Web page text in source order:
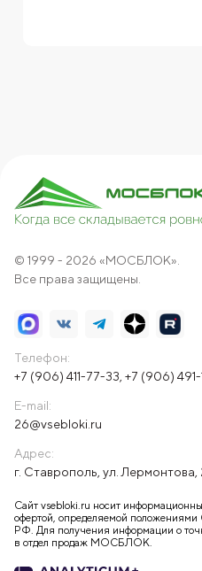
© 1999 - 2026 «МОСБЛОК».
Все права защищены.
Телефон:
+7 (906) 411-77-33 +7 (906) 491-
E-mail:
26@vsebloki.ru
Адрес:
г. Ставрополь, ул.
Сайт vsebloki.ru носит
офертой, определяемой положениями
РФ. Для получения информации о
в отдел продаж МОСБЛОК.